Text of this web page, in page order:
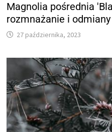
Magnolia pośrednia
rozmnażanie i
27 października, 2023